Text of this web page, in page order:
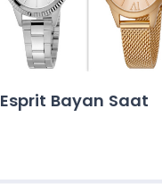
Esprit Bayan Saat